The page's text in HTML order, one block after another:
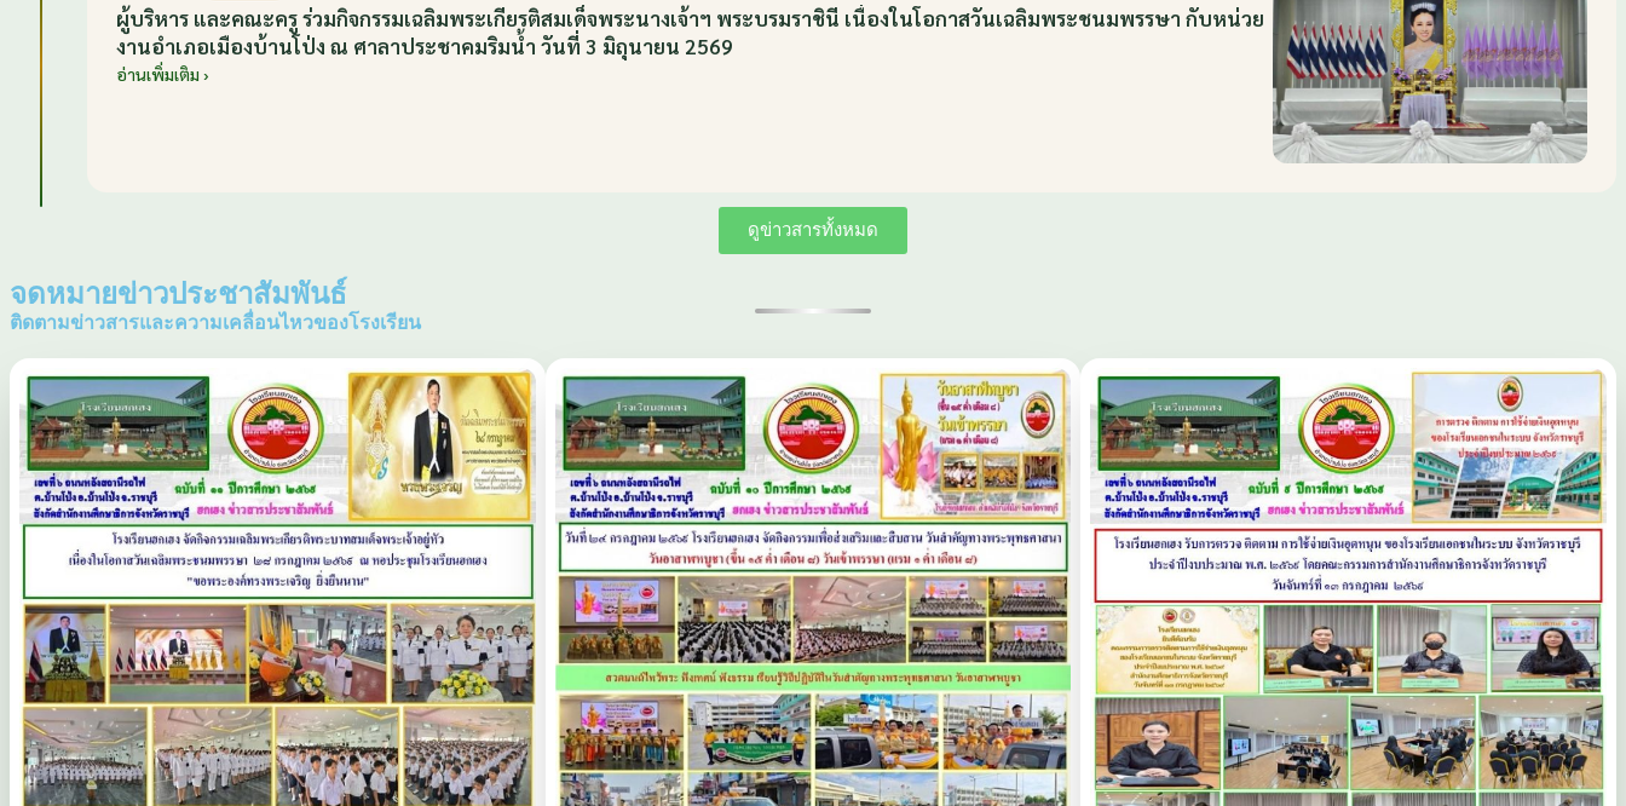
ผู้บริหาร และคณะครู ร่วมกิจกรรมเฉลิมพระเกียรติสมเด็จพระนางเจ้าฯ พระบรมราชินี เนื่องในโอกาสวันเฉลิมพระชนมพรรษา กับหน่วย
งานอำเภอเมืองบ้านโป่ง ณ ศาลาประชาคมริมน้ำ วันที่ 3 มิถุนายน 2569
อ่านเพิ่มเติม ›
ดูข่าวสารทั้งหมด
จดหมายข่าวประชาสัมพันธ์
ติดตามข่าวสารและความเคลื่อนไหวของโรงเรียน